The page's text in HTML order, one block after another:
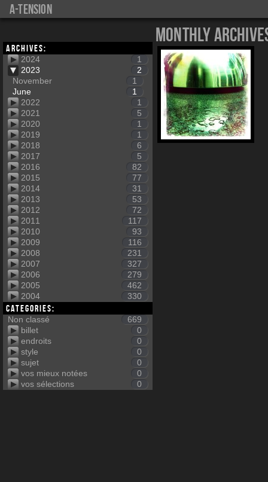
a-tension
Archives:
2024
1
2023
2
November
1
June
1
2022
1
2021
5
2020
1
2019
1
2018
6
2017
5
2016
82
2015
77
2014
31
2013
53
2012
72
2011
117
2010
93
2009
116
2008
231
2007
327
2006
279
2005
462
2004
330
Categories:
Non classé
669
billet
0
endroits
0
style
0
sujet
0
vos mieux notées
0
vos sélections
0
Monthly